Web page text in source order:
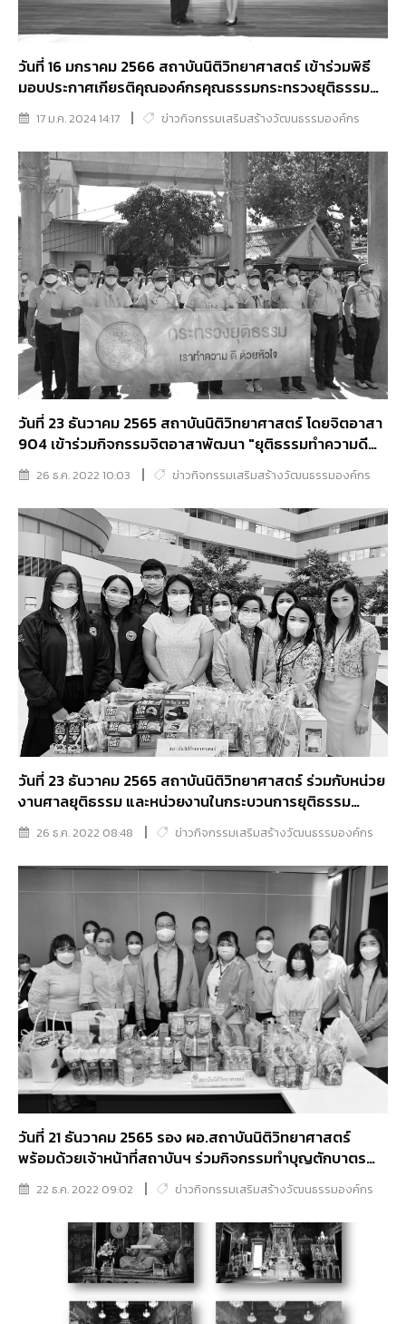
วันที่ 16 มกราคม 2566 สถาบันนิติวิทยาศาสตร์ เข้าร่วมพิธี
มอบประกาศเกียรติคุณองค์กรคุณธรรมกระทรวงยุติธรรม
ประจำปีงบประมาณ พ.ศ. 2566
17 ม.ค. 2024 14:17 ข่าวกิจกรรมเสริมสร้างวัฒนธรรมองค์กร
วันที่ 23 ธันวาคม 2565 สถาบันนิติวิทยาศาสตร์ โดยจิตอาสา
904 เข้าร่วมกิจกรรมจิตอาสาพัฒนา "ยุติธรรมทำความดี
ด้วยหัวใจ" ที่มุ่งเน้นการบำเพ็ญประโยชน์ต่อสาธารณะ เพื่อ
ถวายพระราชกุศลแด่สมเด็จพระเจ้าลูกเธอ เจ้าฟ้าพัชรกิติยา
ภา นเรนทิราเทพยวดี กรมหลวงราชสาริณีสิริพัชร มหาวัชร
ราชธิดา ให้หายจากพระอาการประชวร
26 ธ.ค. 2022 10:03 ข่าวกิจกรรมเสริมสร้างวัฒนธรรมองค์กร
วันที่ 23 ธันวาคม 2565 สถาบันนิติวิทยาศาสตร์ ร่วมกับหน่วย
งานศาลยุติธรรม และหน่วยงานในกระบวนการยุติธรรม
ทำบุญตักบาตร เพื่อถวายพระพรแด่สมเด็จพระเจ้าลูกเธอ
เจ้าฟ้าพัชรกิติยาภา นเรนทิราเทพยวดี กรมหลวงราชสาริณี
สิริพัชร มหาวัชรราชธิดา ให้หายจากพระอาการประชวร
26 ธ.ค. 2022 08:48 ข่าวกิจกรรมเสริมสร้างวัฒนธรรมองค์กร
วันที่ 21 ธันวาคม 2565 รอง ผอ.สถาบันนิติวิทยาศาสตร์
พร้อมด้วยเจ้าหน้าที่สถาบันฯ ร่วมกิจกรรมทำบุญตักบาตร
และร่วมสวดมนต์ โพชฌังคปริตรถวายเป็นพระราชกุศลแด่
สมเด็จพระเจ้าลูกเธอ เจ้าฟ้าพัชรกิติยาภา นเรนทิราเทพยวดี
กรมหลวงราชสาริณีสิริพัชร มหาวัชรราชธิดา ให้หายจากพระ
อาการประชวรและมีพลานามัยสมบูรณ์แข็งแรงโดยเร็ววัน
22 ธ.ค. 2022 09:02 ข่าวกิจกรรมเสริมสร้างวัฒนธรรมองค์กร